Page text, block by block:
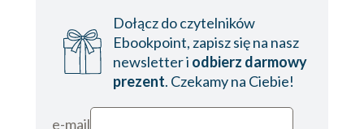
Dołącz do czytelników
Ebookpoint, zapisz się na nasz
newsletter i odbierz darmowy
prezent. Czekamy na Ciebie!
e-mail